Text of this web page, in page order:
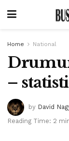
Home National
–
by David
Reading Time: 2